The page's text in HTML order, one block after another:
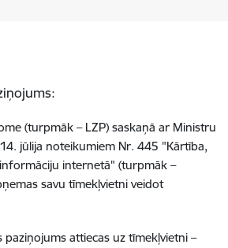
(turpmāk – LZP) saskaņā ar Ministru
jūlija noteikumiem Nr. 445 "Kārtība,
internetā" (turpmāk –
savu tīmekļvietni veidot
paziņojums attiecas uz tīmekļvietni –